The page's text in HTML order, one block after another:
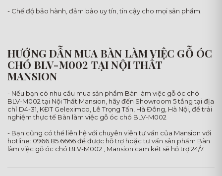
- Chế độ bảo hành, đảm bảo uy tín, tin cậy cho mọi sản phẩm.
HƯỚNG DẪN MUA BÀN LÀM VIỆC GỖ ÓC
CHÓ BLV-M002 TẠI NỘI THẤT
MANSION
- Nếu bạn có nhu cầu mua sản phẩm Bàn làm việc gỗ óc chó
BLV-M002 tại Nội Thất Mansion, hãy đến Showroom 5 tầng tại địa
chỉ D4-31, KĐT Geleximco, Lê Trọng Tấn, Hà Đông, Hà Nội, để trải
nghiệm thực tế Bàn làm việc gỗ óc chó BLV-M002
- Bạn cũng có thể liên hệ với chuyên viên tư vấn của Mansion với
hotline: 0966.85.6666 để được hỗ trợ hoặc tư vấn sản phẩm Bàn
làm việc gỗ óc chó BLV-M002 , Mansion cam kết sẽ hỗ trợ 24/7.